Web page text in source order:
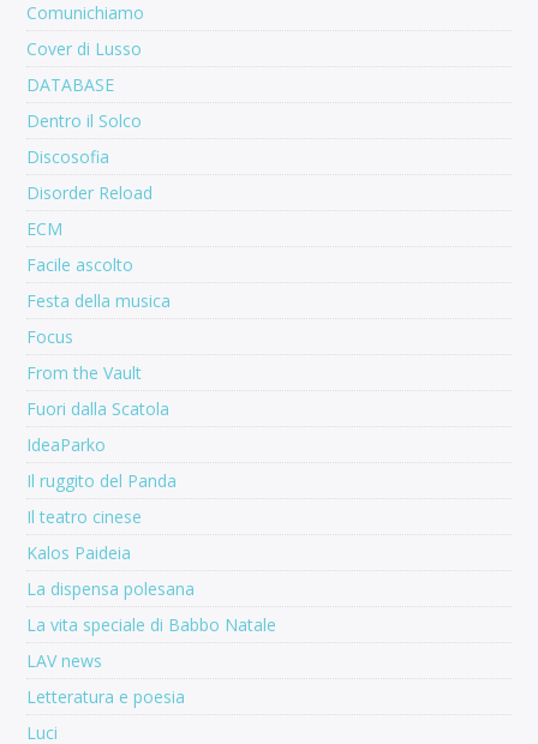
Comunichiamo
Cover di Lusso
DATABASE
Dentro il Solco
Discosofia
Disorder Reload
ECM
Facile ascolto
Festa della musica
Focus
From the Vault
Fuori dalla Scatola
IdeaParko
Il ruggito del Panda
Il teatro cinese
Kalos Paideia
La dispensa polesana
La vita speciale di Babbo Natale
LAV news
Letteratura e poesia
Luci